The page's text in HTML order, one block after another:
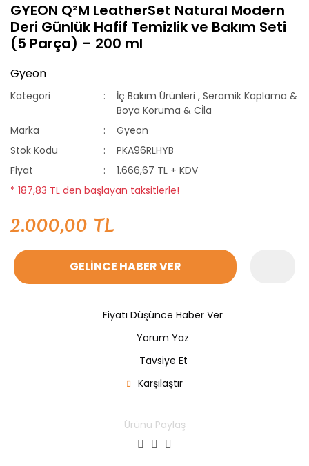
GYEON Q²M LeatherSet Natural Modern
Deri Günlük Hafif Temizlik ve Bakım Seti
(5 Parça) – 200 ml
Gyeon
Kategori İç Bakım Ürünleri ,Seramik Kaplama &
Boya Koruma & Cİla
Marka
Gyeon
Stok Kodu
PKA96RLHYB
Fiyat
1.666,67 TL + KDV
* 187,83 TL den başlayan taksitlerle!
2.000,00 TL
GELİNCE HABER VER
Fiyatı Düşünce Haber Ver
Yorum Yaz
Tavsiye Et
Karşılaştır
Ürünü Paylaş